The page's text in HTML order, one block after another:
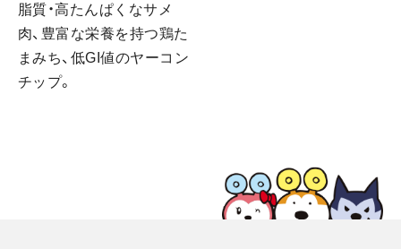
脂質・高たんぱくなサメ
肉、豊富な栄養を持つ鶏た
まみち、低GI値のヤーコン
チップ。